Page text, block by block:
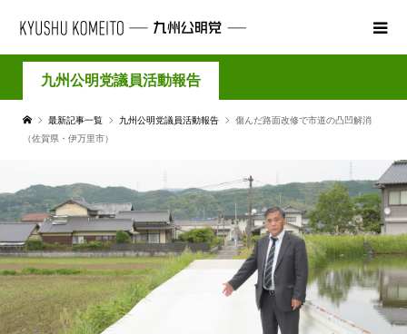
九州公明党議員活動報告
最新記事一覧 九州公明党議員活動報告
傷んだ路面改修で市道の凸凹解消
（佐賀県・伊万里市）